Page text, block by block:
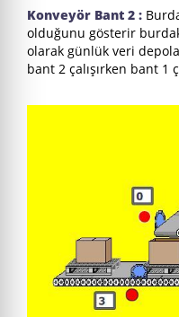
Konveyör Bant 2 :
olduğunu gösterir
olarak günlük veri
bant 2 çalışırken bant 1